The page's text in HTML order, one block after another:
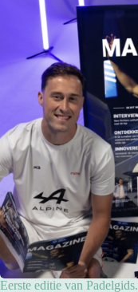
Eerste editie van